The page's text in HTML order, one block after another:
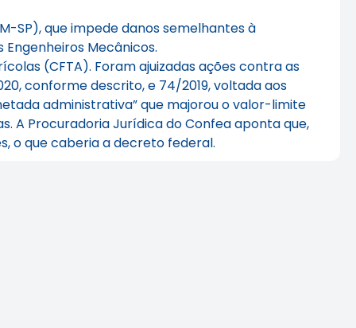
SP), que impede danos semelhantes à
Mecânicos.
(CFTA). Foram ajuizadas ações contra as
conforme descrito, e 74/2019, voltada aos
administrativa” que majorou o valor-limite
A Procuradoria Jurídica do Confea aponta que,
o que caberia a decreto federal.